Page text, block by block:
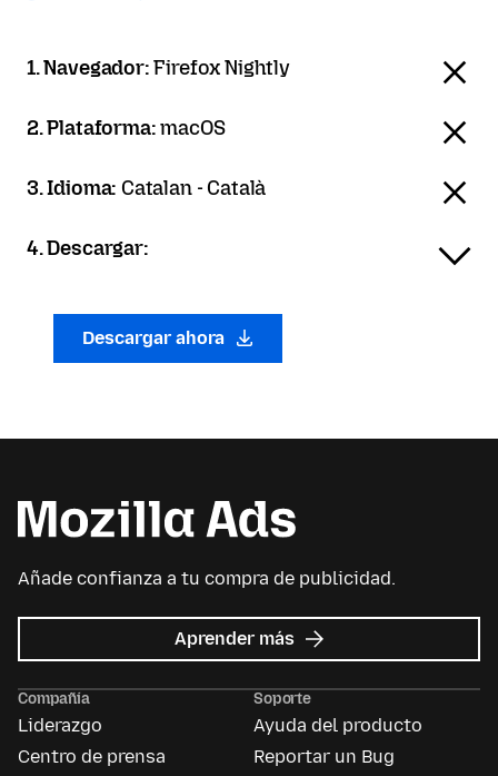
1. Navegador:Firefox Nightly
2. Plataforma:macOS
3. Idioma: Catalan - Català
4. Descargar:
Descargar ahora
Añade confianza a tu compra de publicidad.
Aprender más acerca
de
Ads
Compañía
Liderazgo
Centro de prensa
Soporte
Ayuda del producto
Reportar un Bug